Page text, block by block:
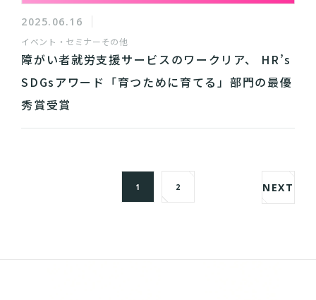
2025.06.16
イベント・セミナーその他
障がい者就労支援サービスのワークリア、 HR’s
SDGsアワード「育つために育てる」部門の最優
秀賞受賞
1 2 NEXT